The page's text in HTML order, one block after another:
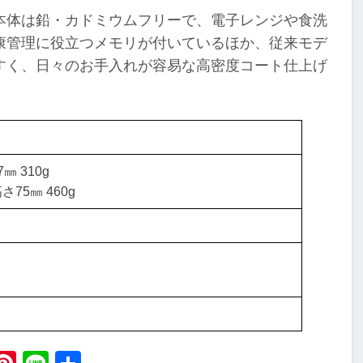
は鉛・カドミウムフリーで、電子レンジや食洗
理に役立つメモリが付いているほか、従来モデ
、日々のお手入れが容易な高密度コート仕上げ
㎜ 310g
75㎜ 460g